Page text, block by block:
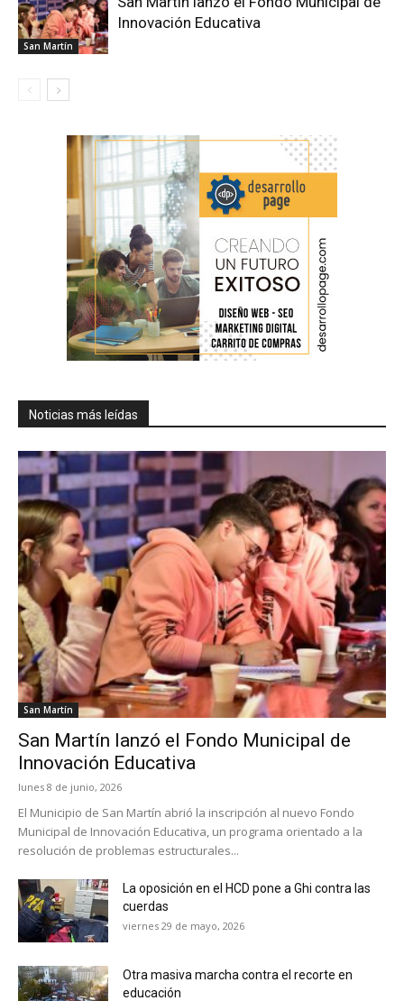
San Martín
Innovación Educativa
Noticias más leídas
San Martín
San Martín lanzó el Fondo Municipal de
Innovación Educativa
lunes 8 de junio, 2026
El Municipio de San Martín abrió la inscripción al nuevo Fondo
Municipal de Innovación Educativa, un programa orientado a la
resolución de problemas estructurales...
La oposición en el HCD pone a Ghi contra las
cuerdas
viernes 29 de mayo, 2026
Otra masiva marcha contra el recorte en
educación